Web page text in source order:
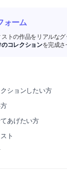
ォーム
トの作品をリアルな
コレクションを完成
ションしたい方
あげたい方
ト